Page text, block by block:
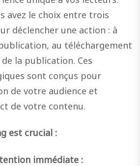
avez le choix entre trois
déclencher une action : à
au téléchargement
la publication. Ces
sont conçus pour
de votre audience et
de votre contenu.
est crucial :
immédiate :